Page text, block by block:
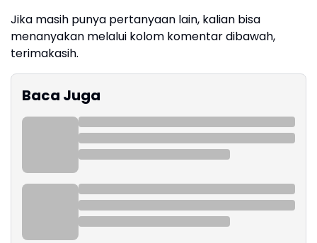
Jika masih punya pertanyaan lain, kalian bisa
menanyakan melalui kolom komentar dibawah,
terimakasih.
Baca Juga